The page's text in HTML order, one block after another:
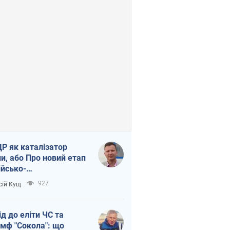
як каталізатор
або Про новий етап
Кущ 927
до еліти ЧС та
"Сокола": що